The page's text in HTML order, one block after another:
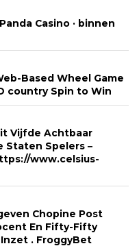
Casino · binnen
Based Wheel Game
country Spin to Win
Vijfde Achtbaar
Staten Spelers –
www.celsius-
Chopine Post
En Fifty-Fifty
. FroggyBet